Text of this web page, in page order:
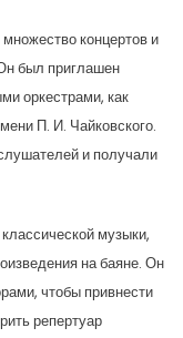
концертов и
был приглашен
оркестрами, как
П. И. Чайковского.
и получали
музыки,
на баяне. Он
чтобы привнести
репертуар